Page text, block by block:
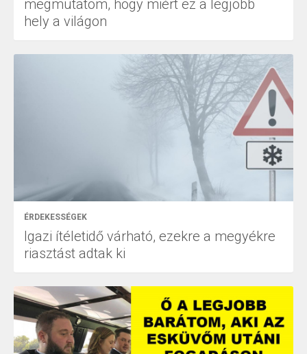
megmutatom, hogy miért ez a legjobb
hely a világon
ÉRDEKESSÉGEK
Igazi ítéletidő várható, ezekre a megyékre
riasztást adtak ki